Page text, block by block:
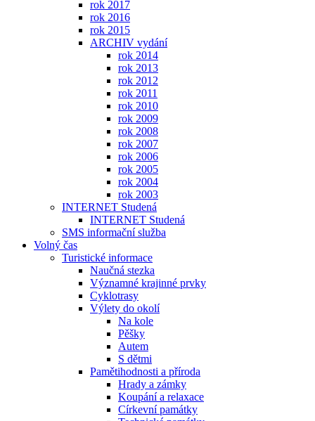
rok 2017
rok 2016
rok 2015
ARCHIV vydání
rok 2014
rok 2013
rok 2012
rok 2011
rok 2010
rok 2009
rok 2008
rok 2007
rok 2006
rok 2005
rok 2004
rok 2003
INTERNET Studená
INTERNET Studená
SMS informační služba
Volný čas
Turistické informace
Naučná stezka
Významné krajinné prvky
Cyklotrasy
Výlety do okolí
Na kole
Pěšky
Autem
S dětmi
Pamětihodnosti a příroda
Hrady a zámky
Koupání a relaxace
Církevní památky